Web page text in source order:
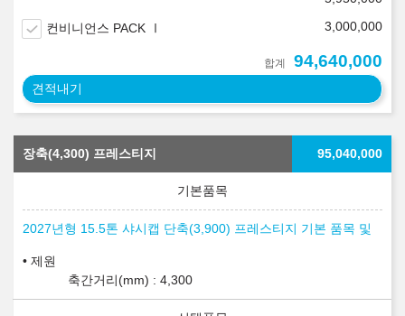
컨비니언스 PACK Ⅰ 3,000,000
합계 94,640,000
견적내기
장축(4,300) 프레스티지 95,040,000
2027년형 15.5톤 샤시캡 단축(3,900) 프레스티지 기본 품목 및
제원
축간거리(mm) : 4,300